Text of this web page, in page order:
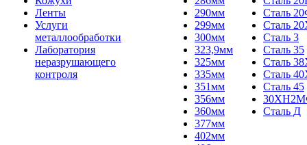
Ленты
Услуги
металлообработки
Лаборатория
неразрушающего
контроля
290мм
299мм
300мм
323,9мм
325мм
335мм
351мм
356мм
360мм
377мм
402мм
Сталь
Сталь
Сталь 3
Сталь 35
Сталь
Сталь
Сталь 45
Сталь Д